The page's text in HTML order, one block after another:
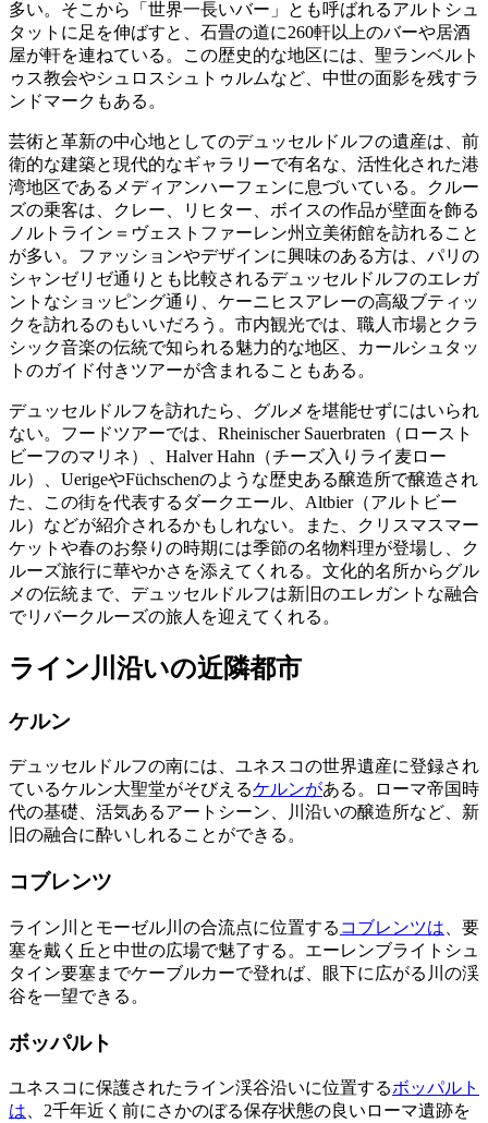
多い。そこから「世界一長いバー」とも呼ばれるアルトシュ
タットに足を伸ばすと、石畳の道に260軒以上のバーや居酒
屋が軒を連ねている。この歴史的な地区には、聖ランベルト
ゥス教会やシュロスシュトゥルムなど、中世の面影を残すラ
ンドマークもある。
芸術と革新の中心地としてのデュッセルドルフの遺産は、前
衛的な建築と現代的なギャラリーで有名な、活性化された港
湾地区であるメディアンハーフェンに息づいている。クルー
ズの乗客は、クレー、リヒター、ボイスの作品が壁面を飾る
ノルトライン＝ヴェストファーレン州立美術館を訪れること
が多い。ファッションやデザインに興味のある方は、パリの
シャンゼリゼ通りとも比較されるデュッセルドルフのエレガ
ントなショッピング通り、ケーニヒスアレーの高級ブティッ
クを訪れるのもいいだろう。市内観光では、職人市場とクラ
シック音楽の伝統で知られる魅力的な地区、カールシュタッ
トのガイド付きツアーが含まれることもある。
デュッセルドルフを訪れたら、グルメを堪能せずにはいられ
ない。フードツアーでは、Rheinischer Sauerbraten（ロースト
ビーフのマリネ）、Halver Hahn（チーズ入りライ麦ロー
ル）、UerigeやFüchschenのような歴史ある醸造所で醸造され
た、この街を代表するダークエール、Altbier（アルトビー
ル）などが紹介されるかもしれない。また、クリスマスマー
ケットや春のお祭りの時期には季節の名物料理が登場し、ク
ルーズ旅行に華やかさを添えてくれる。文化的名所からグル
メの伝統まで、デュッセルドルフは新旧のエレガントな融合
でリバークルーズの旅人を迎えてくれる。
ライン川沿いの近隣都市
ケルン
デュッセルドルフの南には、ユネスコの世界遺産に登録され
ているケルン大聖堂がそびえるケルンがある。ローマ帝国時
代の基礎、活気あるアートシーン、川沿いの醸造所など、新
旧の融合に酔いしれることができる。
コブレンツ
ライン川とモーゼル川の合流点に位置する コブレンツは 、要
塞を戴く丘と中世の広場で魅了する。エーレンブライトシュ
タイン要塞までケーブルカーで登れば、眼下に広がる川の渓
谷を一望できる。
ボッパルト
ユネスコに保護されたライン渓谷沿いに位置するボッパルト
は 、2千年近く前にさかのぼる保存状態の良いローマ遺跡を